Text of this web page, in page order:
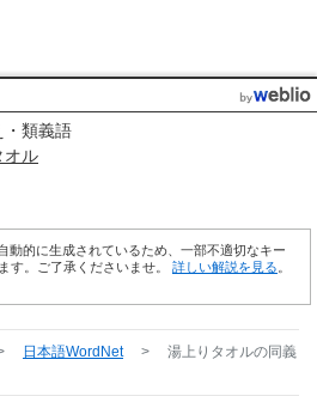
・類義語
オル
動的に生成されているため、一部不適切なキー
す。ご了承くださいませ。 詳しい解説を見る。
日本語WordNet > 湯上りタオルの同義